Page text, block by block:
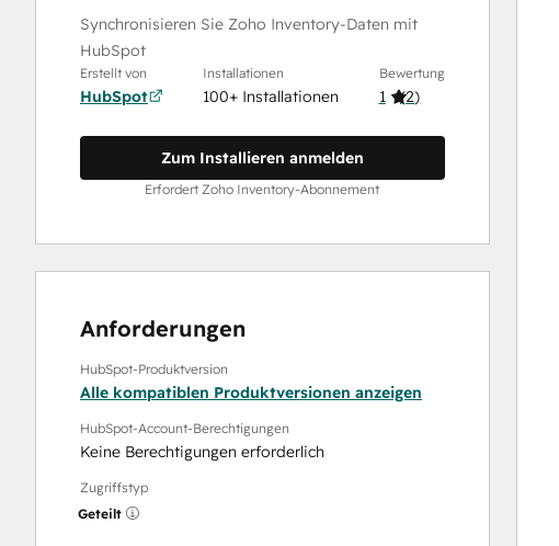
Synchronisieren Sie Zoho Inventory-Daten mit
HubSpot
Erstellt von
HubSpot
Installationen
100+ Installationen
Bewertung
1 (2)
Zum Installieren anmelden
Erfordert Zoho Inventory-Abonnement
Anforderungen
HubSpot-Produktversion
Alle kompatiblen Produktversionen anzeigen
HubSpot-Account-Berechtigungen
Keine Berechtigungen erforderlich
Zugriffstyp
Geteilt